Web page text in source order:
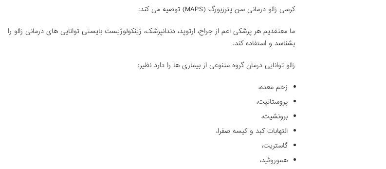
کرسی زالو درمانی سن پترزبورگ (MAPS) توصیه می کند:
ما معتقدیم هر پزشکی اعم از جراح، ارتوپد، دندانپزشک، ژینکولوژیست بایستی توانایی های درمانی زالو را
بشناسد و استفاده کند.
زالو توانایی درمان گروه متنوعی از بیماری ها را دارد نظیر:
زخم معده،
پروستاتیت،
برونشیت،
التهابات کبد و کیسه صفرا،
گاستریت،
هموروئید،